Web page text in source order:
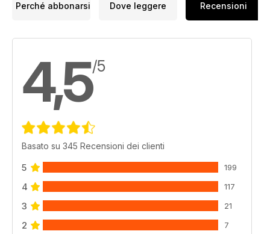
Perché abbonarsi Dove leggere Recensioni
4,5/5
Basato su 345 Recensioni dei clienti
5 199
4 117
3 21
2 7